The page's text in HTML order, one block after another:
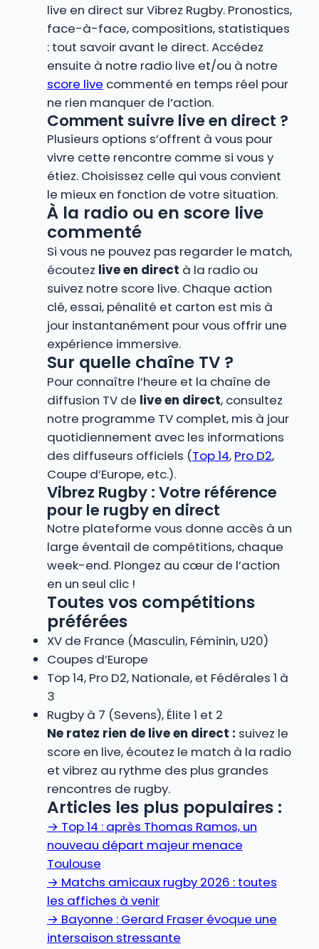
live en direct sur Vibrez Rugby. Pronostics,
face-à-face, compositions, statistiques
: tout savoir avant le direct. Accédez
ensuite à notre radio live et/ou à notre
score live commenté en temps réel pour
ne rien manquer de l’action.
Comment suivre live en direct ?
Plusieurs options s’offrent à vous pour
vivre cette rencontre comme si vous y
étiez. Choisissez celle qui vous convient
le mieux en fonction de votre situation.
À la radio ou en score live
commenté
Si vous ne pouvez pas regarder le match,
écoutez live en direct à la radio ou
suivez notre score live. Chaque action
clé, essai, pénalité et carton est mis à
jour instantanément pour vous offrir une
expérience immersive.
Sur quelle chaîne TV ?
Pour connaître l’heure et la chaîne de
diffusion TV de live en direct, consultez
notre programme TV complet, mis à jour
quotidiennement avec les informations
des diffuseurs officiels (Top 14, Pro D2,
Coupe d’Europe, etc.).
Vibrez Rugby : Votre référence
pour le rugby en direct
Notre plateforme vous donne accès à un
large éventail de compétitions, chaque
week-end. Plongez au cœur de l’action
en un seul clic !
Toutes vos compétitions
préférées
XV de France (Masculin, Féminin, U20)
Coupes d’Europe
Top 14, Pro D2, Nationale, et Fédérales 1 à
3
Rugby à 7 (Sevens), Élite 1 et 2
Ne ratez rien de live en direct : suivez le
score en live, écoutez le match à la radio
et vibrez au rythme des plus grandes
rencontres de rugby.
Articles les plus populaires :
→ Top 14 : après Thomas Ramos, un
nouveau départ majeur menace
Toulouse
→ Matchs amicaux rugby 2026 : toutes
les affiches à venir
→ Bayonne : Gerard Fraser évoque une
intersaison stressante